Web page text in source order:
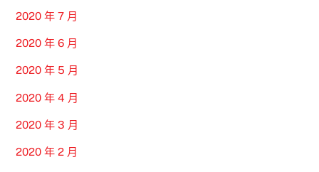
2020 年 7 月
2020 年 6 月
2020 年 5 月
2020 年 4 月
2020 年 3 月
2020 年 2 月